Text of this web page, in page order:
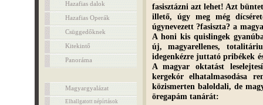
Hazafias dalok
Hazafias Operák
Csüggedőknek
Kitekintő
Panoráma
Magyargyalázat
Elhallgatott népírtások
fasisztázni azt lehet! Azt
illető, úgy meg még
úgynevezett ?fasiszta? a
A honi kis quislingek
új, magyarellenes,
idegenkézre juttató pribékek
A magyar oktatást
kergekór elhatalmasodása
közismerten baloldali, de
öregapám tanárát: